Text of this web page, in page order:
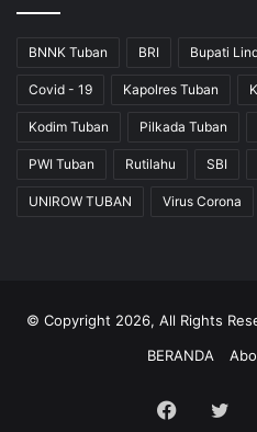
BNNK Tuban BRI Bupati
Covid - 19 Kapolres Tuban
Kodim Tuban Pilkada Tuban
PWI Tuban Rutilahu SBI
UNIROW TUBAN Virus Corona
© Copyright 2026, All Rights
BERANDA